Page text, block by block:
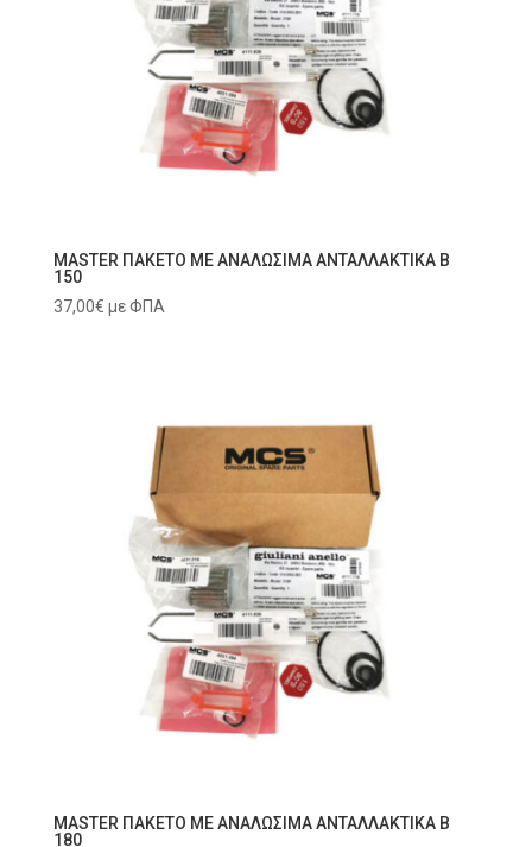
MASTER ΠΑΚΕΤΟ ΜΕ ΑΝΑΛΩΣΙΜΑ ΑΝΤΑΛΛΑΚΤΙΚΑ B
150
37,00€ με ΦΠΑ
MASTER ΠΑΚΕΤΟ ΜΕ ΑΝΑΛΩΣΙΜΑ ΑΝΤΑΛΛΑΚΤΙΚΑ B
180